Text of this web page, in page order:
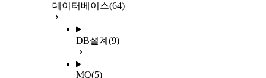
데이터베이스(64)
DB설계 (9)
MQ(5)